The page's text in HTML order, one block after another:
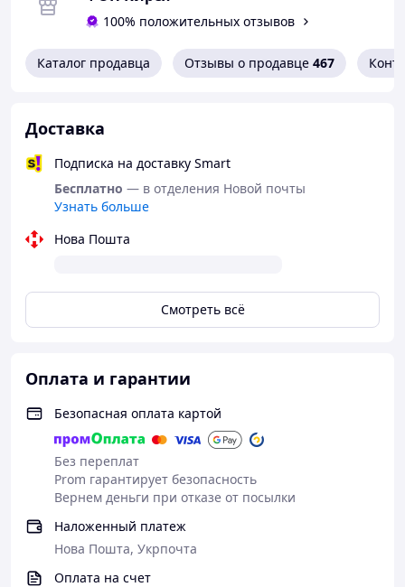
капелюхом або світлим беретом.
100% положительных отзывов
Каталог продавца Отзывы о продавце 467
Доставка
Подписка на доставку Smart
Бесплатно — в отделения Новой почты
Узнать больше
Нова Пошта
Смотреть всё
Оплата и гарантии
Безопасная оплата картой
Без переплат
Prom гарантирует безопасность
Вернем деньги при отказе от посылки
Наложенный платеж
Нова Пошта, Укрпочта
Оплата на счет